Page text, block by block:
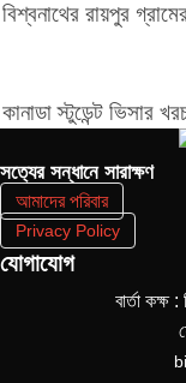
বিশ্বনাথের রায়পুর
কানাডা স্টুডেন্ট ভিসার
সত‌্যের সন্ধানে সারাক্ষণ
আমাদের পরিবার
Privacy Policy
যোগাযোগ
বার্তা কক্ষ